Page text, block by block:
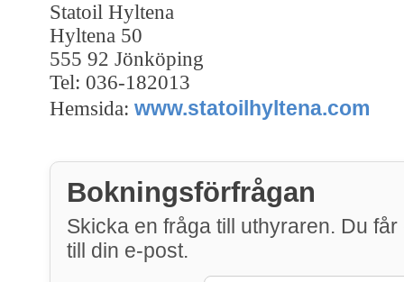
Statoil Hyltena
Hyltena 50
555 92 Jönköping
Tel: 036-182013
Hemsida: www.statoilhyltena.com
Bokningsförfrågan
Skicka en fråga till uthyraren. Du får
till din e-post.